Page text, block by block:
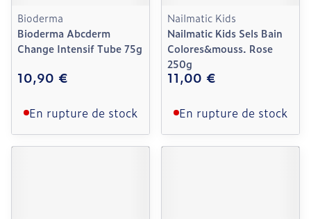
Bioderma
Bioderma Abcderm
Change Intensif Tube 75g
10,90 €
En rupture de stock
Nailmatic Kids
Nailmatic Kids Sels Bain
Colores&mouss. Rose
250g
11,00 €
En rupture de stock